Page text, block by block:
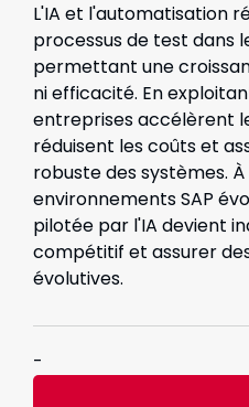
L'IA et l'automatisation
processus de test dans
permettant une
ni efficacité. En
entreprises accélèrent
réduisent les coûts et
robuste des systèmes.
environnements SAP
pilotée par l'IA devient
compétitif et assurer
évolutives.
-